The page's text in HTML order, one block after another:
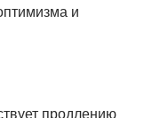
и
продлению